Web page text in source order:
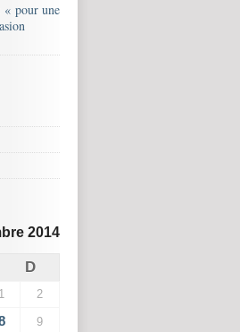
« pour une
2014
D
1 2
9